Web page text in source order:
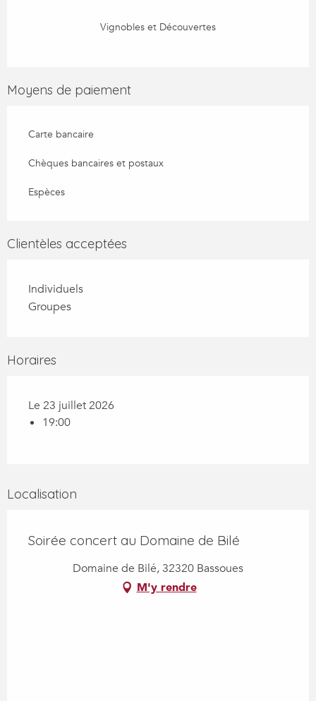
Vignobles et Découvertes
Moyens de paiement
Carte bancaire
Chèques bancaires et postaux
Espèces
Clientèles acceptées
Individuels
Groupes
Horaires
Le 23 juillet 2026
19:00
Localisation
Soirée concert au Domaine de Bilé
Domaine de Bilé, 32320 Bassoues
M'y rendre